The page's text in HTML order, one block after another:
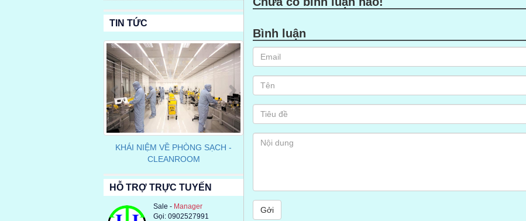
TIN TỨC
KHÁI NIỆM VỀ PHÒNG SẠCH -
CLEANROOM
TÌM HIỂU VỀ TĨNH ĐIỆN VÀ
PHƯƠNG PHÁP CHỐNG TĨNH ĐIỆN
Previous Next
HỖ TRỢ TRỰC TUYẾN
Sale - Manager
Gọi: 0902527991
Bình luận
Gởi